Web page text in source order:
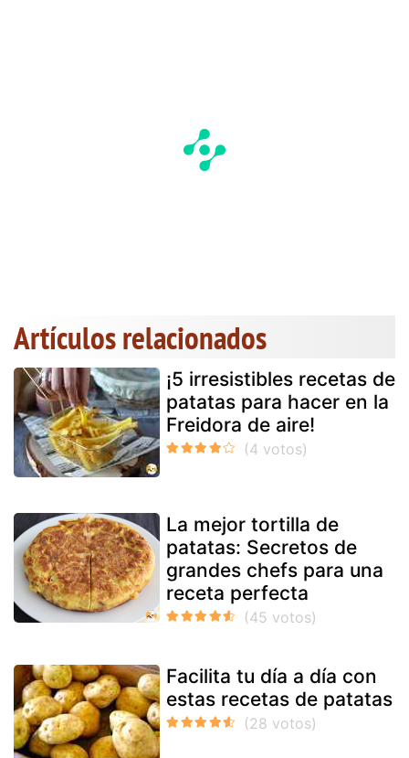
Artículos relacionados
¡5 irresistibles recetas de
patatas para hacer en la
Freidora de aire!
La mejor tortilla de
patatas: Secretos de
grandes chefs para una
receta perfecta
Facilita tu día a día con
estas recetas de patatas